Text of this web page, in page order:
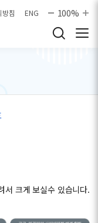
침 ENG 100%
서 크게 보실수 있습니다.